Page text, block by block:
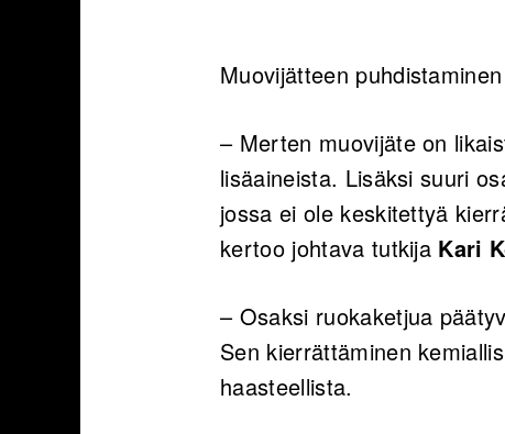
Muovijätteen
– Merten muovijäte on
lisäaineista. Lisäksi suuri
jossa ei ole keskitettyä
kertoo johtava tutkija Kari
– Osaksi ruokaketjua
Sen kierrättäminen
haasteellista.